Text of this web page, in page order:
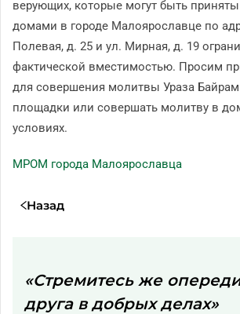
верующих, которые могут быть
домами в городе Малоярославце по
Полевая, д. 25 и ул. Мирная, д. 19
фактической вместимостью. Просим
для совершения молитвы Ураза
площадки или совершать молитву в
условиях.
МРОМ города Малоярославца
Назад
«Стремитесь же
друга в добрых делах»